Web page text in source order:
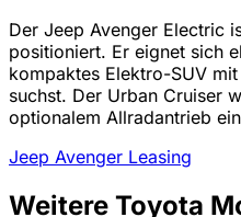
Der Jeep Avenger Electric
positioniert. Er eignet sich
kompaktes Elektro-SUV
suchst. Der Urban Cruiser
optionalem Allradantrieb
Jeep Avenger Leasing
Weitere Toyota